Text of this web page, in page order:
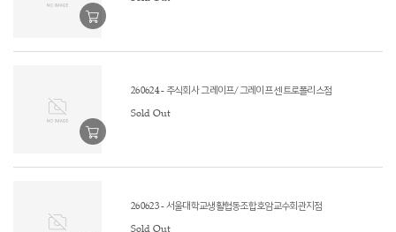
260624 - 주식회사 그레이프/그레이프 센트로폴리스점
Sold Out
260623 - 서울대학교생활협동조합호암교수회관지점
Sold Out